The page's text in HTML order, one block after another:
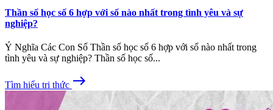
Thần số học số 6 hợp với số nào nhất trong tình yêu và sự
nghiệp?
Ý Nghĩa Các Con Số Thần số học số 6 hợp với số nào nhất trong
tình yêu và sự nghiệp? Thần số học số...
Tìm hiểu tri thức east